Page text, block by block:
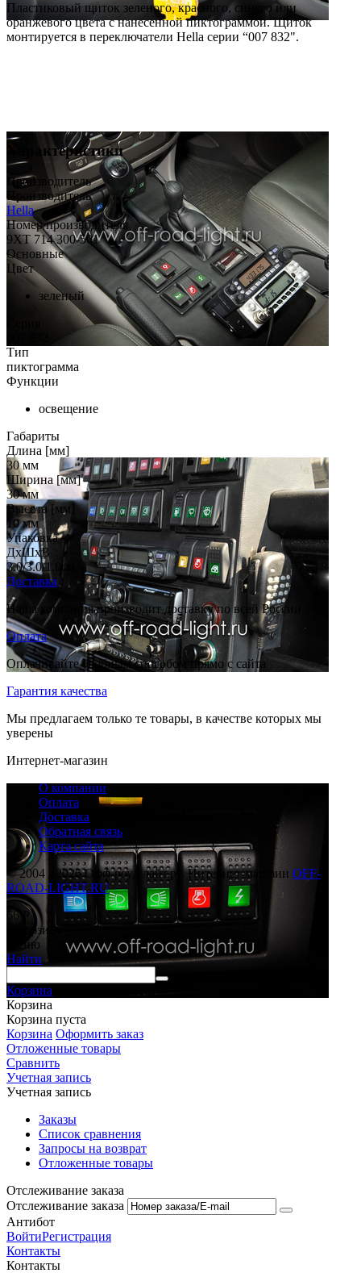
Пластиковый щиток зеленого, красного, синего или
оранжевого цвета с нанесенной пиктограммой. Щиток
монтируется в переключатели Hella серии “007 832".
Характеристики
Производитель
Производитель
Hella
Номер производителя
9XT 714 300-501
Основные
Цвет
зеленый
Тип
пиктограмма
Функции
освещение
Габариты
Длина [мм]
30мм
Ширина [мм]
30мм
Высота [мм]
10мм
Упаковка
ДхШхВ
3.0/3.0/1.0
см
Доставка
Наша компания производит доставку по всей России
Оплата
Оплачивайте удобным способом прямо с сайта
Гарантия качества
Мы предлагаем только те товары, в качестве которых мы
уверены
Интернет-магазин
О компании
Оплата
Доставка
Обратная связь
Карта сайта
© 2004 - 2026 Офф-роуд-лайт.ру. Интернет-магазин OFF-
ROAD-LIGHT.RU
66
В корзину
Меню
Найти
Корзина
Корзина
Корзина пуста
Корзина Оформить заказ
Отложенные товары
Сравнить
Учетная запись
Учетная запись
Заказы
Список сравнения
Запросы на возврат
Отложенные товары
Отслеживание заказа
Отслеживание заказа
Антибот
ВойтиРегистрация
Контакты
Контакты